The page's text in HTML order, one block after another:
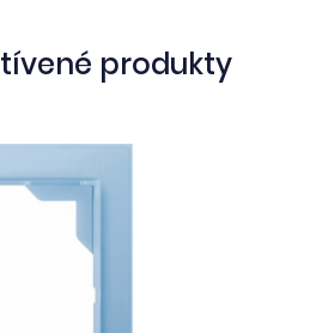
produkty